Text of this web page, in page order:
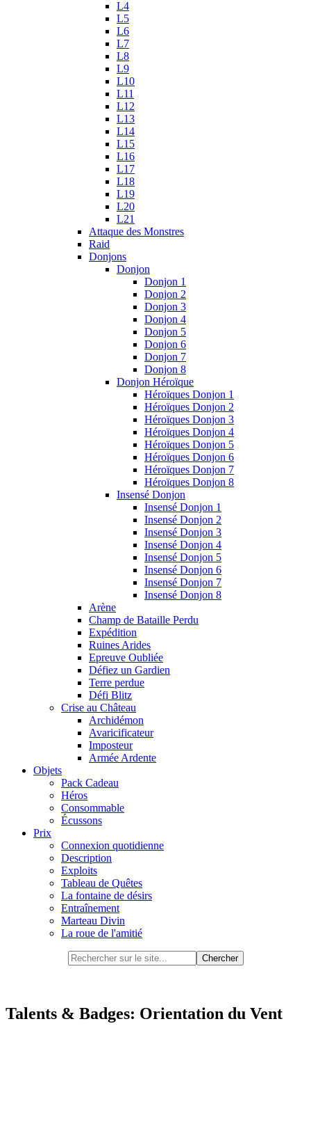
L4
L5
L6
L7
L8
L9
L10
L11
L12
L13
L14
L15
L16
L17
L18
L19
L20
L21
Attaque des Monstres
Raid
Donjons
Donjon
Donjon 1
Donjon 2
Donjon 3
Donjon 4
Donjon 5
Donjon 6
Donjon 7
Donjon 8
Donjon Héroïque
Héroïques Donjon 1
Héroïques Donjon 2
Héroïques Donjon 3
Héroïques Donjon 4
Héroïques Donjon 5
Héroïques Donjon 6
Héroïques Donjon 7
Héroïques Donjon 8
Insensé Donjon
Insensé Donjon 1
Insensé Donjon 2
Insensé Donjon 3
Insensé Donjon 4
Insensé Donjon 5
Insensé Donjon 6
Insensé Donjon 7
Insensé Donjon 8
Arène
Champ de Bataille Perdu
Expédition
Ruines Arides
Epreuve Oubliée
Défiez un Gardien
Terre perdue
Défi Blitz
Crise au Château
Archidémon
Avaricificateur
Imposteur
Armée Ardente
Objets
Pack Cadeau
Héros
Consommable
Écussons
Prix
Connexion quotidienne
Description
Exploits
Tableau de Quêtes
La fontaine de désirs
Entraînement
Marteau Divin
La roue de l'amitié
Talents & Badges: Orientation du Vent